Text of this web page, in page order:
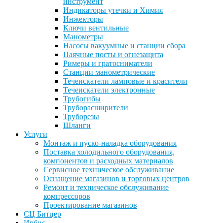
Индикаторы утечки и Химия
Инжекторы
Ключи вентильные
Манометры
Насосы вакуумные и станции сбора
Паячные посты и огнезащита
Римеры и гратосниматели
Станции манометрические
Течеискатели ламповые и красители
Течеискатели электронные
Трубогибы
Труборасширители
Труборезы
Шланги
Услуги
Монтаж и пуско-наладка оборудования
Поставка холодильного оборудования,
компонентов и расходных материалов
Сервисное техническое обслуживание
Оснащение магазинов и торговых центров
Ремонт и техническое обслуживание
компрессоров
Проектирование магазинов
СЦ Битцер